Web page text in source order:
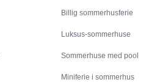
Billig sommerhusferie
Luksus-sommerhuse
Sommerhuse med pool
Miniferie i sommerhus